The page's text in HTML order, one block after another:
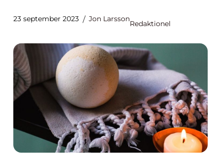
23 september 2023 Jon Larsson
Redaktionel